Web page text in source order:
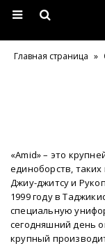
Главная страница »
«Amid» – это
единоборств,
Джиу-джитсу и
1999 году в
специальную
сегодняшний день
крупный